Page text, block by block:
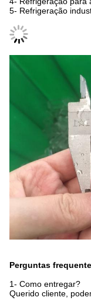
5- Refrigeração
Perguntas
1- Como entregar?
Querido cliente,